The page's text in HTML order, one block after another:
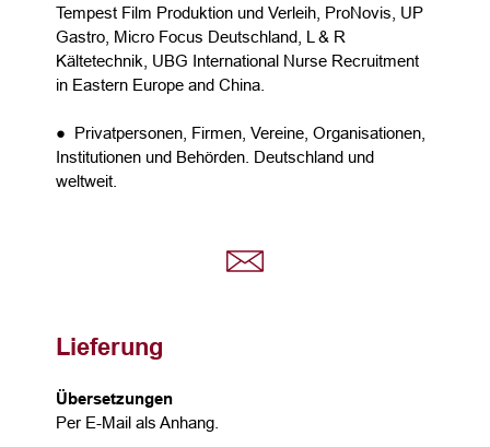
Tempest Film Produktion und Verleih, ProNovis, UP
Gastro, Micro Focus Deutschland, L & R
Kältetechnik, UBG International Nurse Recruitment
in Eastern Europe and China.
● Privatpersonen, Firmen, Vereine, Organisationen,
Institutionen und Behörden. Deutschland und
weltweit.
Lieferung
Übersetzungen
Per E-Mail als Anhang.